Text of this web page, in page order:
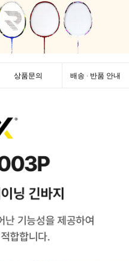
상품문의 배송 · 반품 안내